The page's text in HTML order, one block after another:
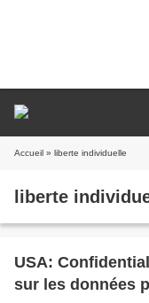
Accueil » liberte individuelle
liberte
USA:
sur les données